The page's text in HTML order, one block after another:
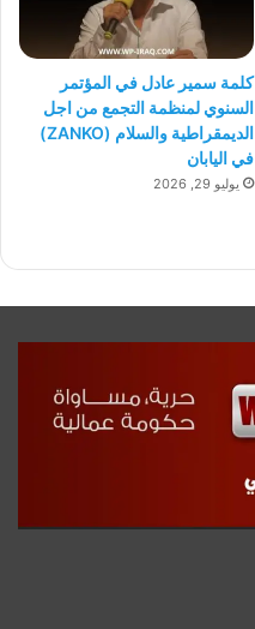
كلمة سمير عادل في المؤتمر
السنوي لمنظمة التجمع من اجل
الديمقراطية والسلام (ZANKO)
في اليابان
يوليو 29, 2026